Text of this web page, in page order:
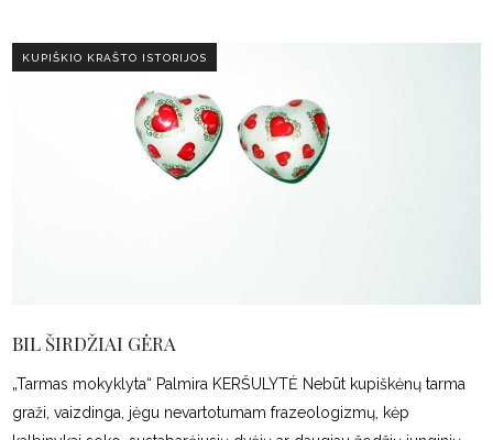
KUPIŠKIO KRAŠTO ISTORIJOS
BIL ŠIRDŽIAI GĖRA
„Tarmas mokyklyta“ Palmira KERŠULYTĖ Nebūt kupiškėnų tarma
graži, vaizdinga, jėgu nevartotumam frazeologizmų, kėp